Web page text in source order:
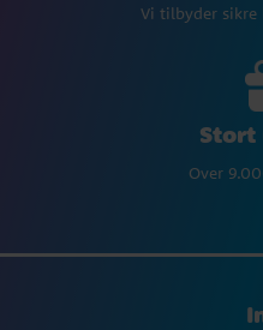
Vi tilbyder sikre
Stort
Over